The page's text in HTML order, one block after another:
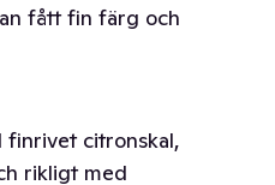
fått fin färg och
finrivet citronskal,
rikligt med